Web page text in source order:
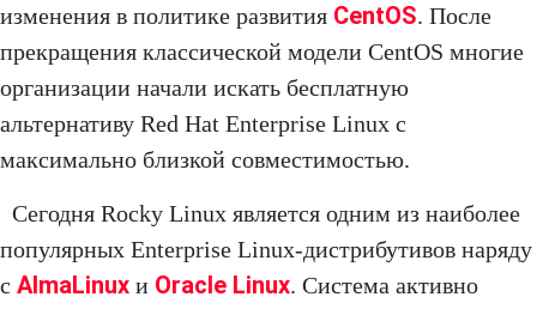
изменения в политике развития CentOS. После
прекращения классической модели CentOS многие
организации начали искать бесплатную
альтернативу Red Hat Enterprise Linux с
максимально близкой совместимостью.
Сегодня Rocky Linux является одним из наиболее
популярных Enterprise Linux-дистрибутивов наряду
с AlmaLinux и Oracle Linux. Система активно